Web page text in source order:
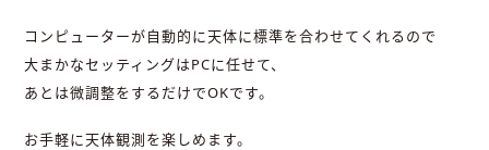
コンピューターが自動的に天体に標準を合わせてくれるので
大まかなセッティングはPCに任せて、
あとは微調整をするだけでOKです。
お手軽に天体観測を楽しめます。